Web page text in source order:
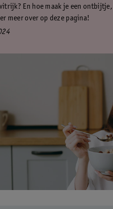
En hoe maak je een
meer over op deze pagina!